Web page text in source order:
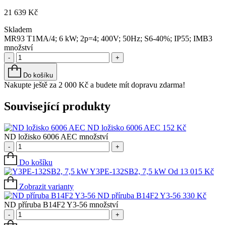
21 639 Kč
Skladem
MR93 T1MA/4; 6 kW; 2p=4; 400V; 50Hz; S6-40%; IP55; IMB3
množství
- +
Do košíku
Nakupte ještě za 2 000 Kč a budete mít dopravu zdarma!
Související produkty
ND ložisko 6006 AEC 152 Kč
ND ložisko 6006 AEC množství
- +
Do košíku
Y3PE-132SB2, 7,5 kW Od 13 015 Kč
Zobrazit varianty
ND příruba B14F2 Y3-56 330 Kč
ND příruba B14F2 Y3-56 množství
- +